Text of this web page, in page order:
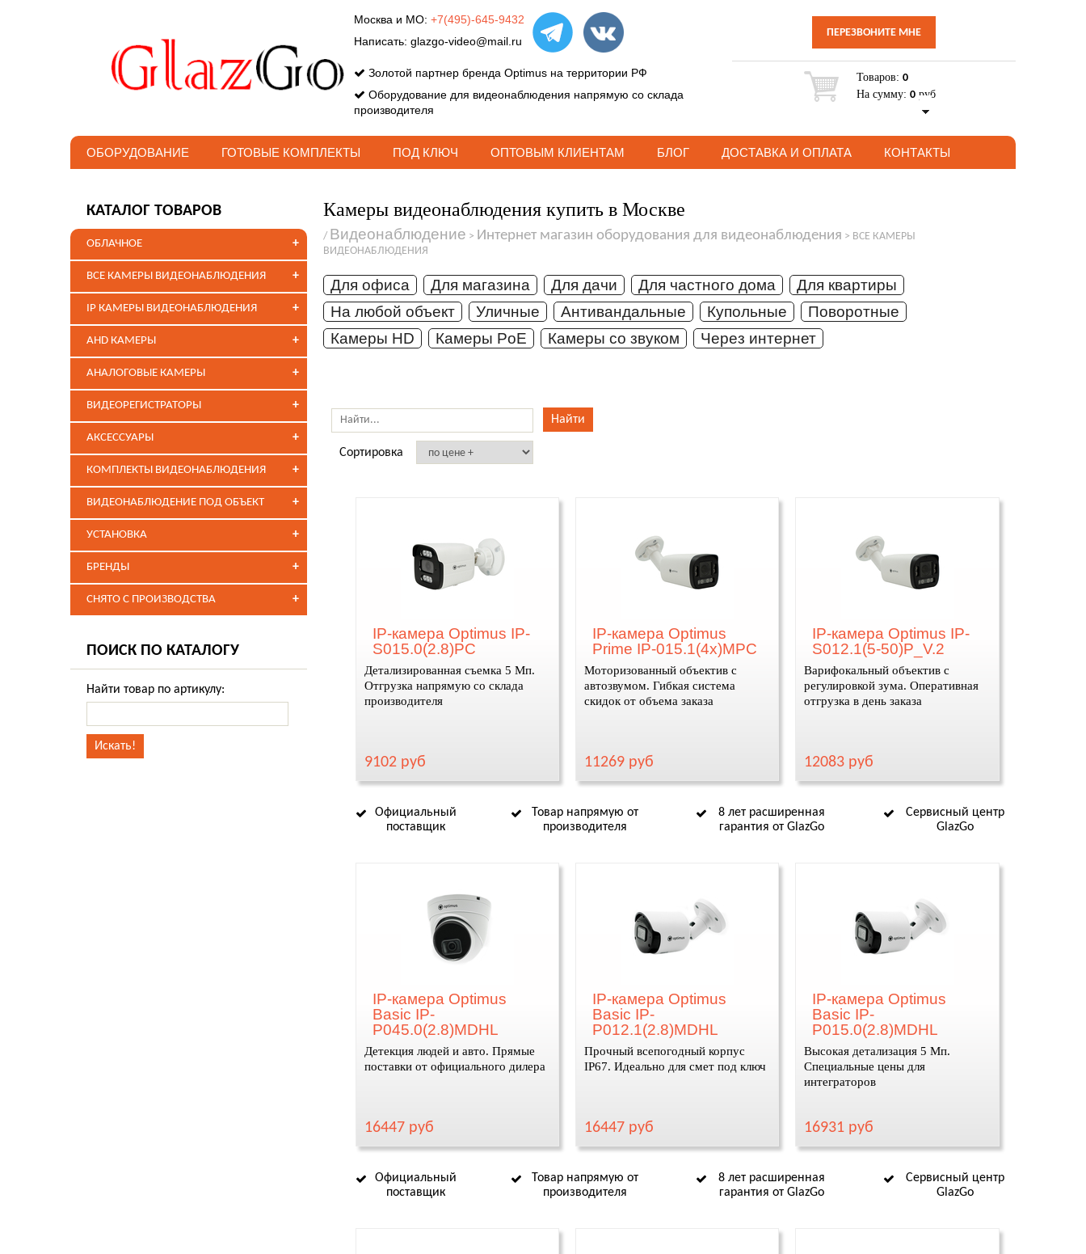
Москва и МО: +7(495)-645-9432
Написать: glazgo-video@mail.ru
Золотой партнер бренда Optimus на территории РФ
Оборудование для видеонаблюдения напрямую со склада
производителя
ПЕРЕЗВОНИТЕ МНЕ
Товаров: 0
На сумму: 0 руб
ОБОРУДОВАНИЕ ГОТОВЫЕ КОМПЛЕКТЫ ПОД КЛЮЧ ОПТОВЫМ КЛИЕНТАМ БЛОГ ДОСТАВКА И ОПЛАТА КОНТАКТЫ
Камеры видеонаблюдения купить в Москве
/ Видеонаблюдение > Интернет магазин оборудования для видеонаблюдения > ВСЕ КАМЕРЫ
ВИДЕОНАБЛЮДЕНИЯ
Для офиса Для магазина Для дачи Для частного дома
Для квартиры
На любой объект
Уличные Антивандальные Купольные
Поворотные
Камеры HD
Камеры PoE Камеры со звуком Через интернет
Сортировка
IP-камера Optimus IP-
S015.0(2.8)PC
Детализированная съемка 5 Мп.
Отгрузка напрямую со склада
производителя
9102 руб
IP-камера Optimus
Prime IP-015.1(4x)MPC
Моторизованный объектив с
автозвумом. Гибкая система
скидок от объема заказа
11269 руб
IP-камера Optimus IP-
S012.1(5-50)P_V.2
Варифокальный объектив с
регулировкой зума. Оперативная
отгрузка в день заказа
12083 руб
Официальный
поставщик
Товар напрямую от
производителя
8 лет расширенная
гарантия от GlazGo
Сервисный центр
GlazGo
IP-камера Optimus
Basic IP-
P045.0(2.8)MDHL
Детекция людей и авто. Прямые
поставки от официального дилера
16447 руб
IP-камера Optimus
Basic IP-
P012.1(2.8)MDHL
Прочный всепогодный корпус
IP67. Идеально для смет под ключ
16447 руб
IP-камера Optimus
Basic IP-
P015.0(2.8)MDHL
Высокая детализация 5 Мп.
Специальные цены для
интеграторов
16931 руб
Официальный
поставщик
Товар напрямую от
производителя
8 лет расширенная
гарантия от GlazGo
Сервисный центр
GlazGo
КАТАЛОГ ТОВАРОВ
+
ОБЛАЧНОЕ
+
ВСЕ КАМЕРЫ ВИДЕОНАБЛЮДЕНИЯ
+
IP КАМЕРЫ ВИДЕОНАБЛЮДЕНИЯ
+
AHD КАМЕРЫ
+
АНАЛОГОВЫЕ КАМЕРЫ
+
ВИДЕОРЕГИСТРАТОРЫ
+
АКСЕССУАРЫ
+
КОМПЛЕКТЫ ВИДЕОНАБЛЮДЕНИЯ
+
ВИДЕОНАБЛЮДЕНИЕ ПОД ОБЪЕКТ
+
УСТАНОВКА
+
БРЕНДЫ
+
СНЯТО С ПРОИЗВОДСТВА
ПОИСК ПО КАТАЛОГУ
Найти товар по артикулу: